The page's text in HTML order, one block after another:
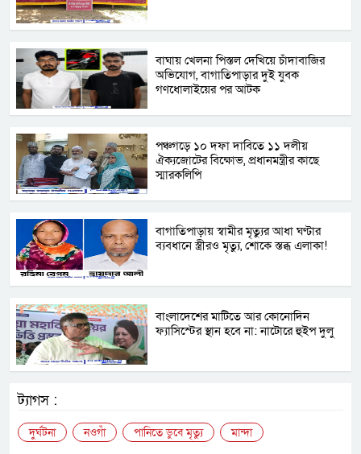
বাঘায় খেলনা পিস্তল দেখিয়ে চাঁদাবাজির
অভিযোগ, বাগাতিপাড়ার দুই যুবক
গণধোলাইয়ের পর আটক
পঞ্চগড়ে ১০ দফা দাবিতে ১১ দলীয়
ঐক্যজোটের বিক্ষোভ, প্রধানমন্ত্রীর কাছে
স্মারকলিপি
বাগাতিপাড়ায় স্বামীর মৃত্যুর আধা ঘণ্টার
ব্যবধানে স্ত্রীরও মৃত্যু, শোকে স্তব্ধ এলাকা!
বাংলাদেশের মাটিতে আর কোনোদিন
ফ্যাসিস্টের স্থান হবে না: নাটোরে হুইপ দুলু
ট্যাগস :
দুর্ঘটনা নওগাঁ পানিতে ডুবে মৃত্যু মান্দা